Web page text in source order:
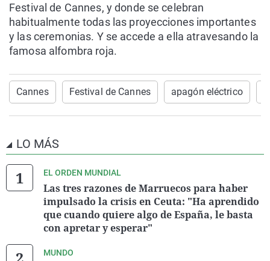
Festival de Cannes, y donde se celebran
habitualmente todas las proyecciones importantes
y las ceremonias. Y se accede a ella atravesando la
famosa alfombra roja.
Cannes Festival de Cannes apagón eléctrico
LO MÁS
EL ORDEN MUNDIAL
Las tres razones de Marruecos para haber
impulsado la crisis en Ceuta: "Ha aprendido
que cuando quiere algo de España, le basta
con apretar y esperar"
MUNDO